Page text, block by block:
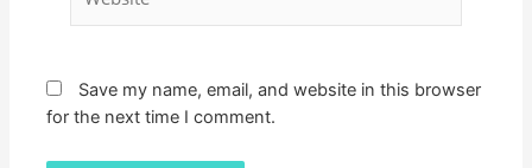
Save my name, email, and website in this browser
for the next time I comment.